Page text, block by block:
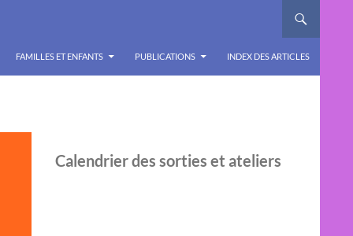
FAMILLES ET ENFANTS PUBLICATIONS INDEX DES ARTICLES
Calendrier des sorties et ateliers